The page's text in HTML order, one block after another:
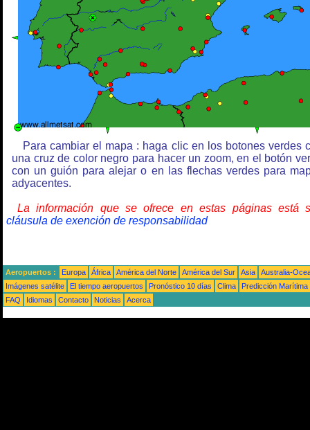
Para cambiar el mapa : haga clic en los botones verdes
una cruz de color negro para hacer un zoom, en el botón
con un guión para alejar o en las flechas verdes para
adyacentes.
La información que se ofrece en estas páginas está
cláusula de exención de responsabilidad
Aeropuertos : Europa África América del Norte América del Sur Asia
Australia-
Imágenes satélite
El tiempo aeropuertos Pronóstico 10 días Clima
Predicción Marítima
FAQ
Idiomas Contacto Noticias Acerca